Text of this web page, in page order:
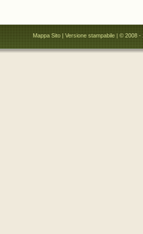
Mappa Sito|Versione stampabile| © 2008 -